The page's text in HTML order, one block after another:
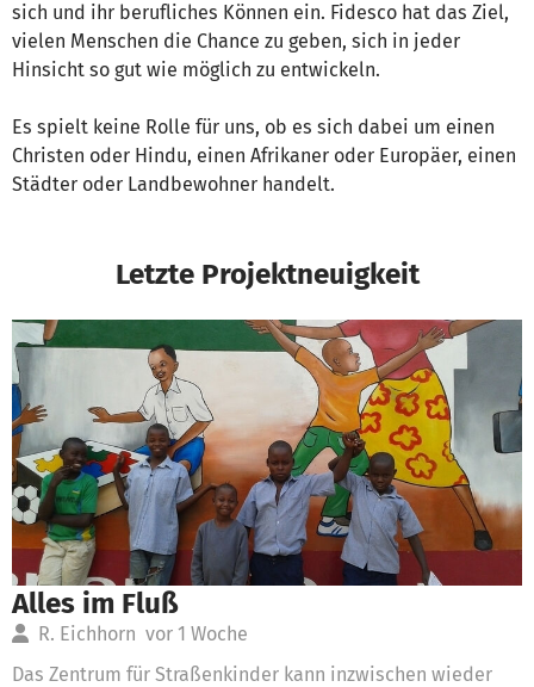
sich und ihr berufliches Können ein. Fidesco hat das Ziel,
vielen Menschen die Chance zu geben, sich in jeder
Hinsicht so gut wie möglich zu entwickeln.
Es spielt keine Rolle für uns, ob es sich dabei um einen
Christen oder Hindu, einen Afrikaner oder Europäer, einen
Städter oder Landbewohner handelt.
Letzte Projektneuigkeit
Alles im Fluß
R. Eichhorn vor 1 Woche
Das Zentrum für Straßenkinder kann inzwischen wieder